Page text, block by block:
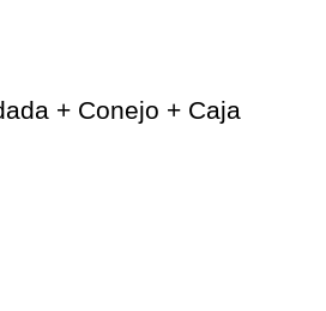
+ Conejo + Caja